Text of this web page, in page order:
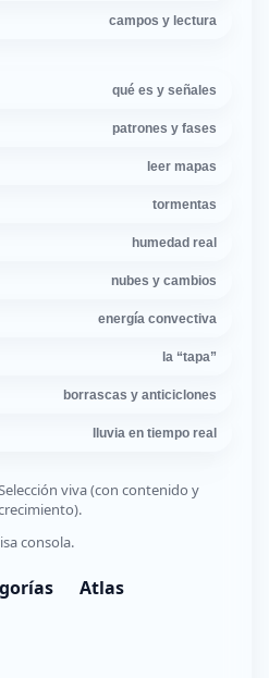
campos y lectura
qué es y señales
patrones y fases
leer mapas
tormentas
humedad real
nubes y cambios
energía convectiva
la “tapa”
borrascas y anticiclones
lluvia en tiempo real
viva (con contenido y
consola.
Atlas